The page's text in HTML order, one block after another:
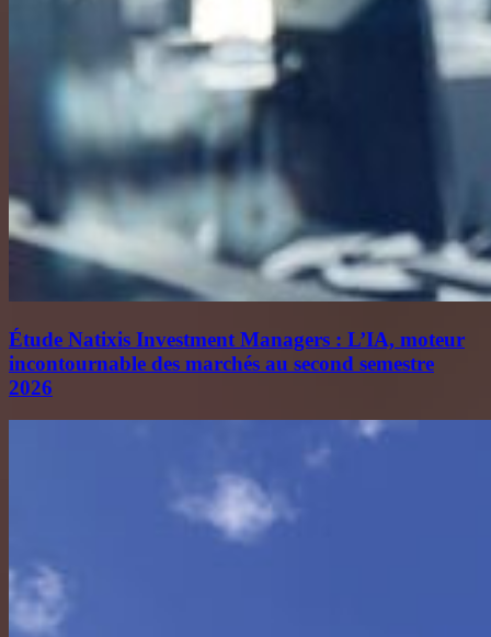
Étude Natixis Investment Managers : L’IA, moteur
incontournable des marchés au second semestre
2026